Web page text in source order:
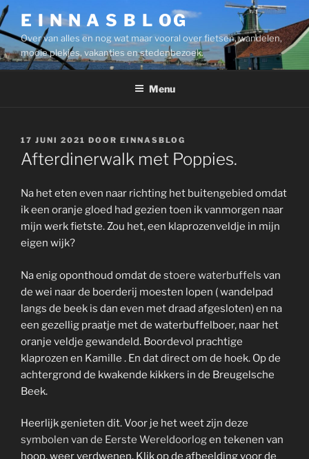
Ga
naar
de
inhoud
E I N N A S B L OG
Over van alles en nog wat maar vooral over fietsen, wandelen,
mooie plekjes, vakanties en stedenbezoek.
Menu
GEPLAATST
OP
17 JUNI 2021 DOOR EINNASBLOG
Afterdinerwalk met Poppies.
Na het eten even naar richting het buitengebied omdat
ik een oranje gloed had gezien toen ik vanmorgen naar
mijn werk fietste. Zou het, een klaprozenveldje in mijn
eigen wijk?
Na enig oponthoud omdat de stoere waterbuffels van
de wei naar de boerderij moesten lopen ( wandelpad
langs de beek is dan even met draad afgesloten) en na
een gezellig praatje met de waterbuffelboer, naar het
oranje veldje gewandeld. Boordevol prachtige
klaprozen en Kamille . En dat direct om de hoek. Op de
achtergrond de kwakende kikkers in de Breugelsche
Beek.
Heerlijk genieten dit. Voor je het weet zijn deze
symbolen van de Eerste Wereldoorlogen tekenen van
hoop, weer verdwenen. Klik op de afbeelding voor de